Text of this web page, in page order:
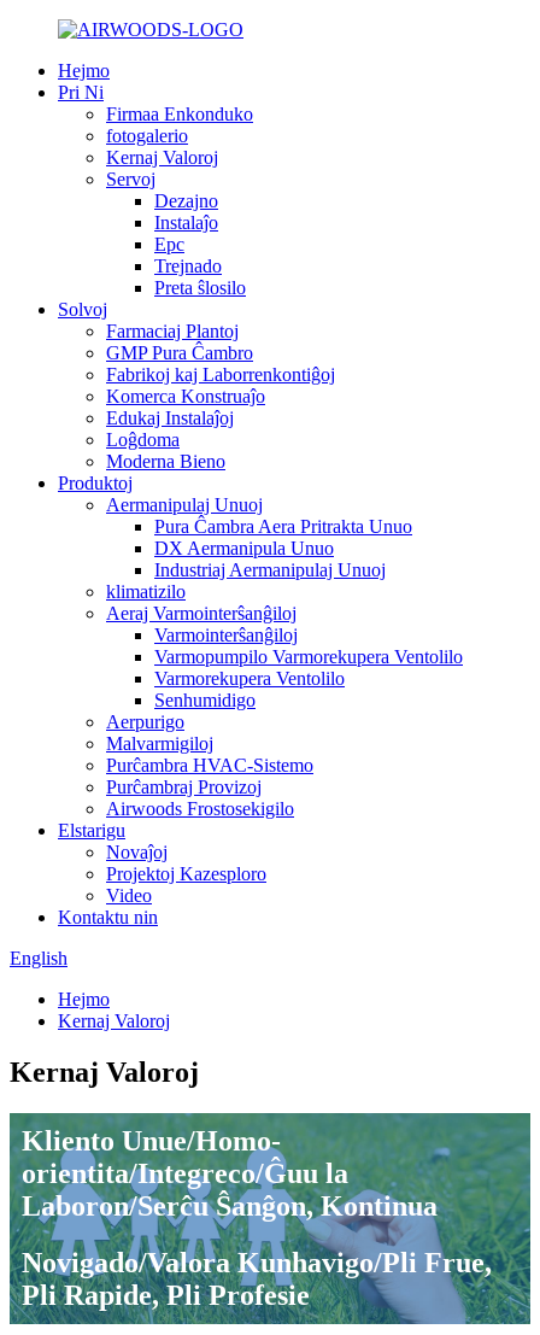
Hejmo
Pri Ni
Firmaa Enkonduko
fotogalerio
Kernaj Valoroj
Servoj
Dezajno
Instalaĵo
Epc
Trejnado
Preta ŝlosilo
Solvoj
Farmaciaj Plantoj
GMP Pura Ĉambro
Fabrikoj kaj Laborrenkontiĝoj
Komerca Konstruaĵo
Edukaj Instalaĵoj
Loĝdoma
Moderna Bieno
Produktoj
Aermanipulaj Unuoj
Pura Ĉambra Aera Pritrakta Unuo
DX Aermanipula Unuo
Industriaj Aermanipulaj Unuoj
klimatizilo
Aeraj Varmointerŝanĝiloj
Varmointerŝanĝiloj
Varmopumpilo Varmorekupera Ventolilo
Varmorekupera Ventolilo
Senhumidigo
Aerpurigo
Malvarmigiloj
Purĉambra HVAC-Sistemo
Purĉambraj Provizoj
Airwoods Frostosekigilo
Elstarigu
Novaĵoj
Projektoj Kazesploro
Video
Kontaktu nin
English
Hejmo
Kernaj Valoroj
Kernaj Valoroj
Kliento Unue/Homo-
orientita/Integreco/Ĝuu la
Laboron/Serĉu Ŝanĝon, Kontinua
Novigado/Valora Kunhavigo/Pli Frue,
Pli Rapide, Pli Profesie